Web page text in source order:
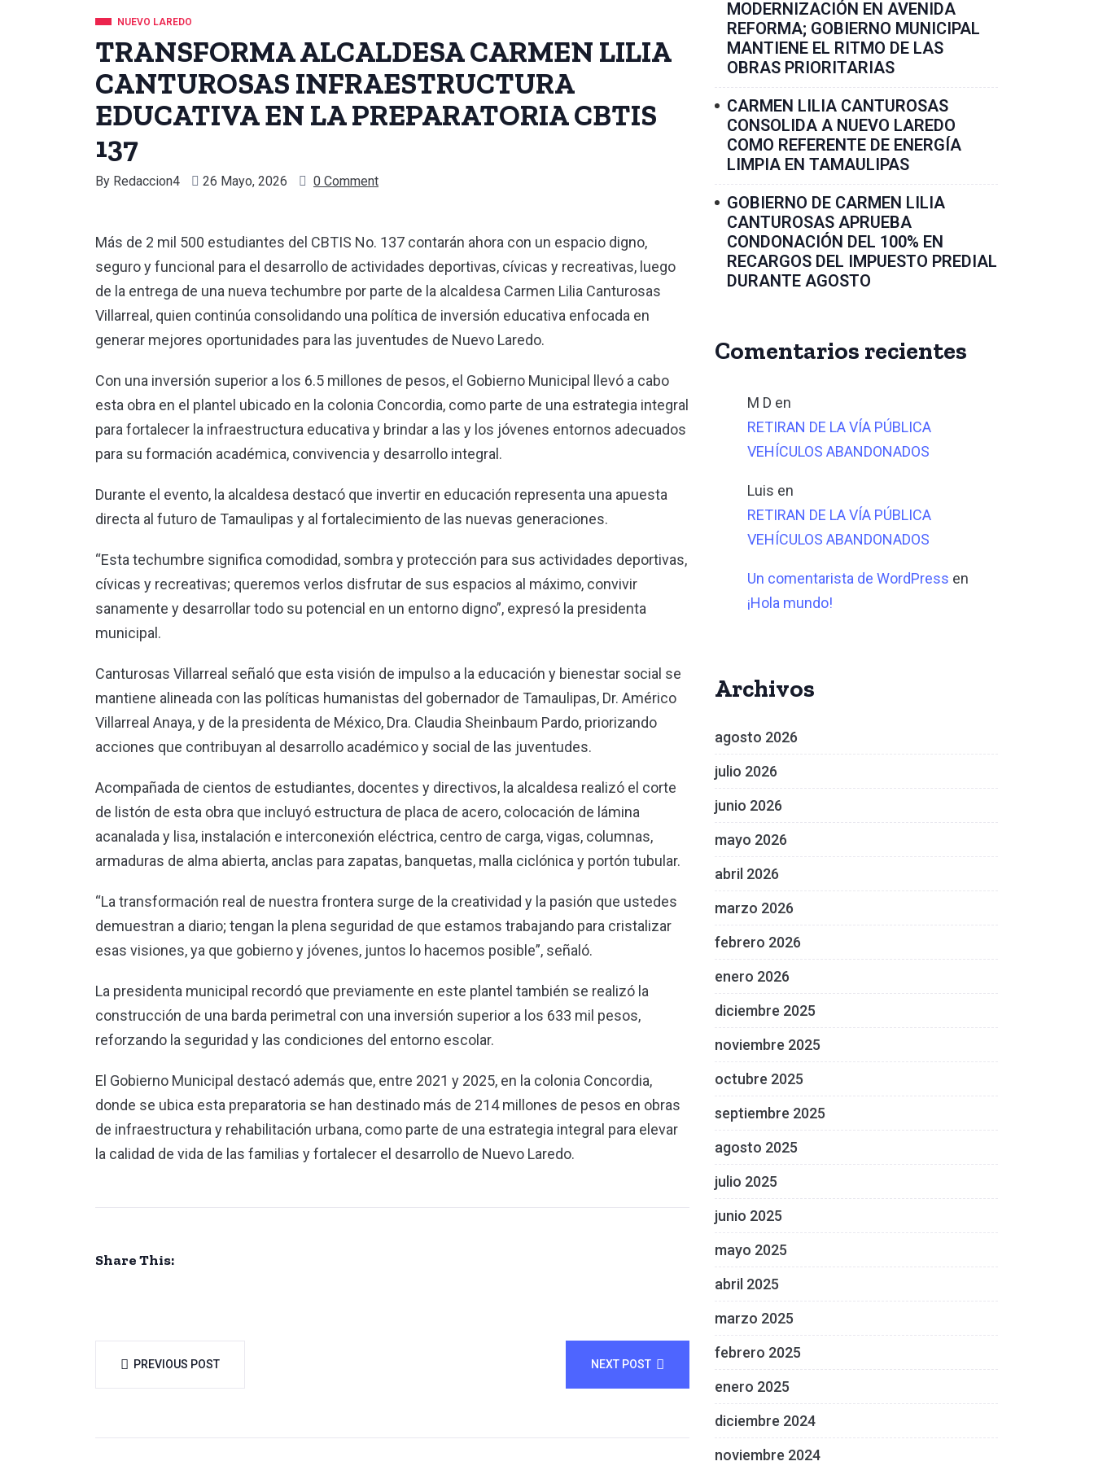
NUEVO LAREDO
TRANSFORMA ALCALDESA CARMEN LILIA
CANTUROSAS INFRAESTRUCTURA
EDUCATIVA EN LA PREPARATORIA CBTIS
137
By Redaccion4 26 Mayo, 2026 0 Comment
Más de 2 mil 500 estudiantes del CBTIS No. 137 contarán ahora con un espacio digno,
seguro y funcional para el desarrollo de actividades deportivas, cívicas y recreativas, luego
de la entrega de una nueva techumbre por parte de la alcaldesa Carmen Lilia Canturosas
Villarreal, quien continúa consolidando una política de inversión educativa enfocada en
generar mejores oportunidades para las juventudes de Nuevo Laredo.
Con una inversión superior a los 6.5 millones de pesos, el Gobierno Municipal llevó a cabo
esta obra en el plantel ubicado en la colonia Concordia, como parte de una estrategia integral
para fortalecer la infraestructura educativa y brindar a las y los jóvenes entornos adecuados
para su formación académica, convivencia y desarrollo integral.
Durante el evento, la alcaldesa destacó que invertir en educación representa una apuesta
directa al futuro de Tamaulipas y al fortalecimiento de las nuevas generaciones.
“Esta techumbre significa comodidad, sombra y protección para sus actividades deportivas,
cívicas y recreativas; queremos verlos disfrutar de sus espacios al máximo, convivir
sanamente y desarrollar todo su potencial en un entorno digno”, expresó la presidenta
municipal.
Canturosas Villarreal señaló que esta visión de impulso a la educación y bienestar social se
mantiene alineada con las políticas humanistas del gobernador de Tamaulipas, Dr. Américo
Villarreal Anaya, y de la presidenta de México, Dra. Claudia Sheinbaum Pardo, priorizando
acciones que contribuyan al desarrollo académico y social de las juventudes.
Acompañada de cientos de estudiantes, docentes y directivos, la alcaldesa realizó el corte
de listón de esta obra que incluyó estructura de placa de acero, colocación de lámina
acanalada y lisa, instalación e interconexión eléctrica, centro de carga, vigas, columnas,
armaduras de alma abierta, anclas para zapatas, banquetas, malla ciclónica y portón tubular.
“La transformación real de nuestra frontera surge de la creatividad y la pasión que ustedes
demuestran a diario; tengan la plena seguridad de que estamos trabajando para cristalizar
esas visiones, ya que gobierno y jóvenes, juntos lo hacemos posible”, señaló.
La presidenta municipal recordó que previamente en este plantel también se realizó la
construcción de una barda perimetral con una inversión superior a los 633 mil pesos,
reforzando la seguridad y las condiciones del entorno escolar.
El Gobierno Municipal destacó además que, entre 2021 y 2025, en la colonia Concordia,
donde se ubica esta preparatoria se han destinado más de 214 millones de pesos en obras
de infraestructura y rehabilitación urbana, como parte de una estrategia integral para elevar
la calidad de vida de las familias y fortalecer el desarrollo de Nuevo Laredo.
Share This:
PREVIOUS POST NEXT POST
MODERNIZACIÓN EN AVENIDA
REFORMA; GOBIERNO MUNICIPAL
MANTIENE EL RITMO DE LAS
OBRAS PRIORITARIAS
CARMEN LILIA CANTUROSAS
CONSOLIDA A NUEVO LAREDO
COMO REFERENTE DE ENERGÍA
LIMPIA EN TAMAULIPAS
GOBIERNO DE CARMEN LILIA
CANTUROSAS APRUEBA
CONDONACIÓN DEL 100% EN
RECARGOS DEL IMPUESTO PREDIAL
DURANTE AGOSTO
Comentarios recientes
M D en
RETIRAN DE LA VÍA PÚBLICA
VEHÍCULOS ABANDONADOS
Luis en
RETIRAN DE LA VÍA PÚBLICA
VEHÍCULOS ABANDONADOS
Un comentarista de WordPress en
¡Hola mundo!
Archivos
agosto 2026
julio 2026
junio 2026
mayo 2026
abril 2026
marzo 2026
febrero 2026
enero 2026
diciembre 2025
noviembre 2025
octubre 2025
septiembre 2025
agosto 2025
julio 2025
junio 2025
mayo 2025
abril 2025
marzo 2025
febrero 2025
enero 2025
diciembre 2024
noviembre 2024